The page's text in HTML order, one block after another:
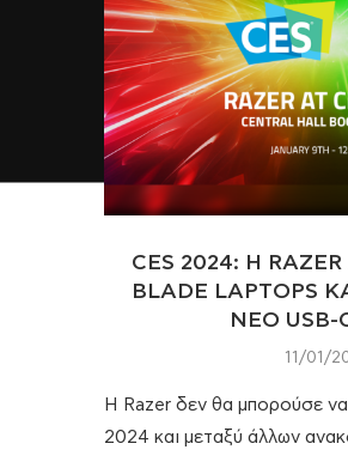
CES 2024: Η
BLADE LAPTOPS
ΝΕΟ USB-
11/01/
Η Razer δεν θα μπορούσε να
2024 και μεταξύ άλλων